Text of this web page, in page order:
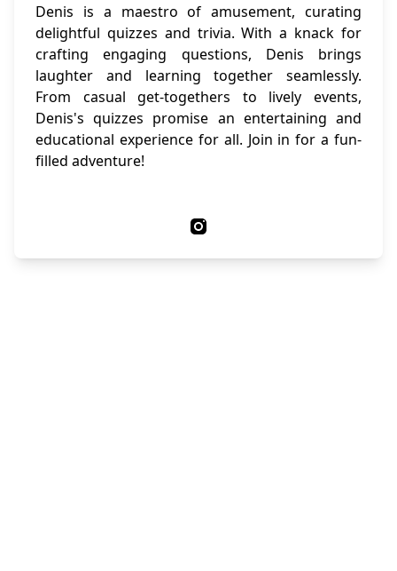
Denis is a maestro of amusement, curating
delightful quizzes and trivia. With a knack for
crafting engaging questions, Denis brings
laughter and learning together seamlessly.
From casual get-togethers to lively events,
Denis's quizzes promise an entertaining and
educational experience for all. Join in for a fun-
filled adventure!